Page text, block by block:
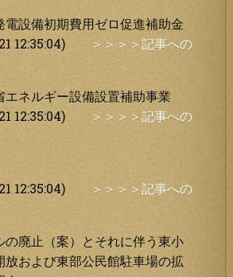
電設備初期費用ゼロ促進補助金
12:35:04)
＞＞＞＞記事への
エネルギー設備設置補助事業
12:35:04)
＞＞＞＞記事への
12:35:04)
＞＞＞＞記事への
の廃止（案）とそれに伴う東小
放および東部公民館駐車場の拡